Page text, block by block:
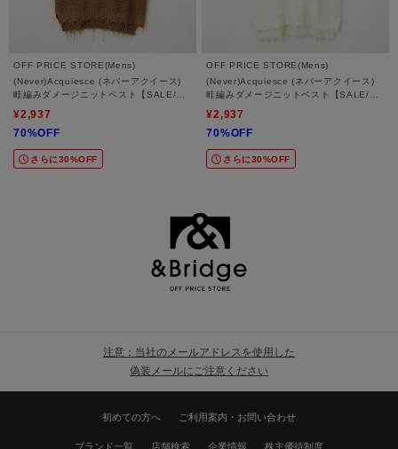
OFF PRICE STORE(Mens)
(Never)Acquiesce (ネバーアクイース)
畦編みダメージニットベスト【SALE/セ
トレンド/きれいめカジュアル】
¥2,937
70%OFF
さらに30%OFF
OFF PRICE STORE(Mens)
(Never)Acquiesce (ネバーアクイース)
畦編みダメージニットベスト【SALE/セ
トレンド/きれいめカジュアル】
¥2,937
70%OFF
さらに30%OFF
注意：当社のメールアドレスを使用した
偽装メールにご注意ください
初めての方へ ご利用案内・お問い合わせ
ブランド一覧 店舗検索 企業情報 株主優待制度